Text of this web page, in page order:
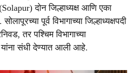
दोन जिल्हाध्यक्ष आणि एका
पूर्व विभागाच्या जिल्हाध्यक्षपदी
तर पश्चिम विभागाच्या
यांना संधी देण्यात आली आहे.